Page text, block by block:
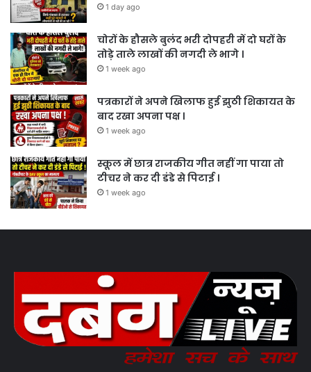
1 day ago
चोरों के हौसले बुलंद भरी दोपहरी में दो घरों के
तोड़े ताले लाखों की नगदी ले भागे ।
1 week ago
पत्रकारों ने अपने खिलाफ हुई झुठी शिकायत के
बाद रखा अपना पक्ष ।
1 week ago
स्कूल में छात्र राजकीय गीत नहीं गा पाया तो
टीचर ने कर दी डंडे से पिटाई ।
1 week ago